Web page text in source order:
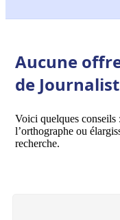
Aucune
de
Voici quelques conseils
l’orthographe ou
recherche.